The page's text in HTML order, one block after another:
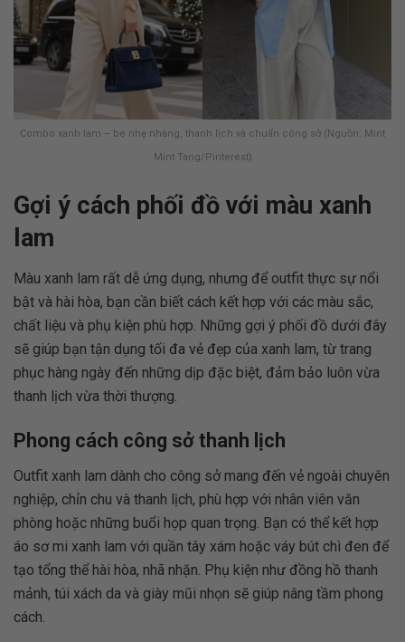
Combo xanh lam – be nhẹ nhàng, thanh lịch và chuẩn công sở (Nguồn: Mint
Mint Tang/Pinterest)
Gợi ý cách phối đồ với màu xanh
lam
Màu xanh lam rất dễ ứng dụng, nhưng để outfit thực sự nổi
bật và hài hòa, bạn cần biết cách kết hợp với các màu sắc,
chất liệu và phụ kiện phù hợp. Những gợi ý phối đồ dưới đây
sẽ giúp bạn tận dụng tối đa vẻ đẹp của xanh lam, từ trang
phục hàng ngày đến những dịp đặc biệt, đảm bảo luôn vừa
thanh lịch vừa thời thượng.
Phong cách công sở thanh lịch
Outfit xanh lam dành cho công sở mang đến vẻ ngoài chuyên
nghiệp, chỉn chu và thanh lịch, phù hợp với nhân viên văn
phòng hoặc những buổi họp quan trọng. Bạn có thể kết hợp
áo sơ mi xanh lam với quần tây xám hoặc váy bút chì đen để
tạo tổng thể hài hòa, nhã nhặn. Phụ kiện như đồng hồ thanh
mảnh, túi xách da và giày mũi nhọn sẽ giúp nâng tầm phong
cách.